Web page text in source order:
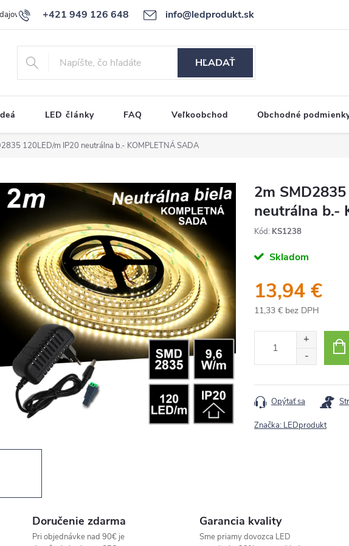
+421 949 126 648 info@ledprodukt.sk
Reklamačný poriadok
HĽADAŤ
LED články FAQ Veľkoobchod Obchodné
120LED/m IP20 neutrálna b.- KOMPLETNÁ SADA
2m
neutrálna b.-
Kód: KS1238
Skladom
13,94 €
11,33 € bez DPH
cena:
Opýtať sa
Značka: LEDprodukt
Doručenie zdarma
Pri objednávke nad 90€ je
Garancia kvality
Sme priamy dovozca LED